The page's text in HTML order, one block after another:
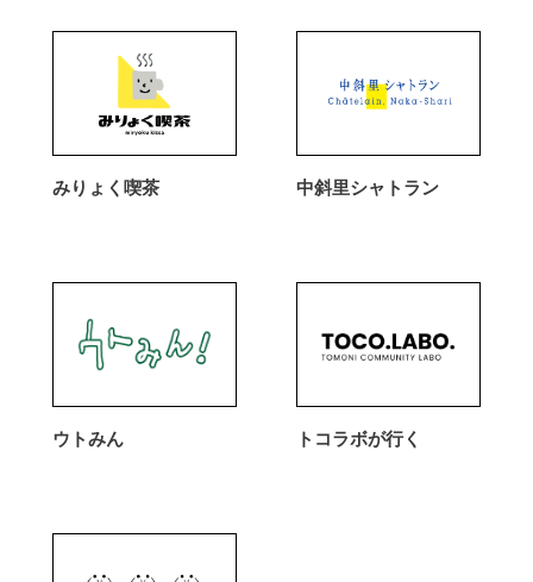
みりょく喫茶 中斜里シャトラン
ウトみん トコラボが行く